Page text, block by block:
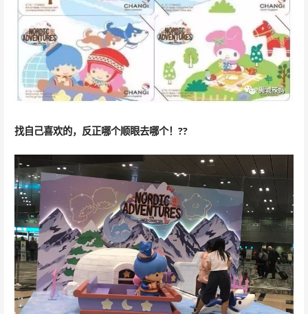
找自己喜欢的，反正哪个顺眼去哪个！??